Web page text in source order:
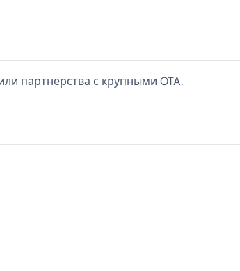
партнёрства с крупными OTA.